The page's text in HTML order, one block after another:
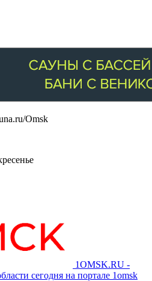
Omsk
1OMSK.RU -
сегодня на портале 1omsk